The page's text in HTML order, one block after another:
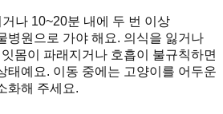
나 10~20분 내에 두 번 이상
병원으로 가야 해요. 의식을 잃거나
몸이 파래지거나 호흡이 불규칙하면
태예요. 이동 중에는 고양이를 어두운
화해 주세요.